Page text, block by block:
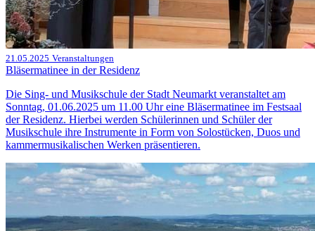
21.05.2025 Veranstaltungen
Bläsermatinee in der Residenz
Die Sing- und Musikschule der Stadt Neumarkt veranstaltet am
Sonntag, 01.06.2025 um 11.00 Uhr eine Bläsermatinee im Festsaal
der Residenz. Hierbei werden Schülerinnen und Schüler der
Musikschule ihre Instrumente in Form von Solostücken, Duos und
kammermusikalischen Werken präsentieren.